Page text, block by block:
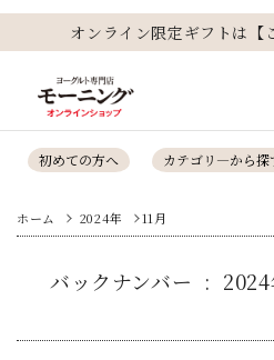
オンライン限定ギフトは【
初めての方へ カテゴリ―から探
ホーム 2024年 11月
バックナンバー : 2024